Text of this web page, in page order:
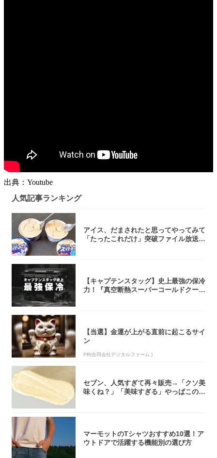
出典：Youtube
人気記事ランキング
アイス、だまされたと思ってやってみて
「たったこれだけ」突破ファイル放送で
【キャプテンスタッグ】史上最強の保冷
力！『真空断熱スーパーコールドクーラ
【当選】金運が上がる直前に起こるサイ
ン
PR(合同会社デジタルファーム )
セブン、人気すぎて再々販売→「クソ美
味くね？」「美味すぎる」やっぱこのク
マーモットのTシャツおすすめ10選！ア
ウトドアで活躍する機能別の選び方